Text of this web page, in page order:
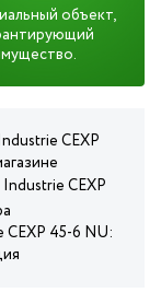
объект,
CEXP
CEXP
45-6 NU: